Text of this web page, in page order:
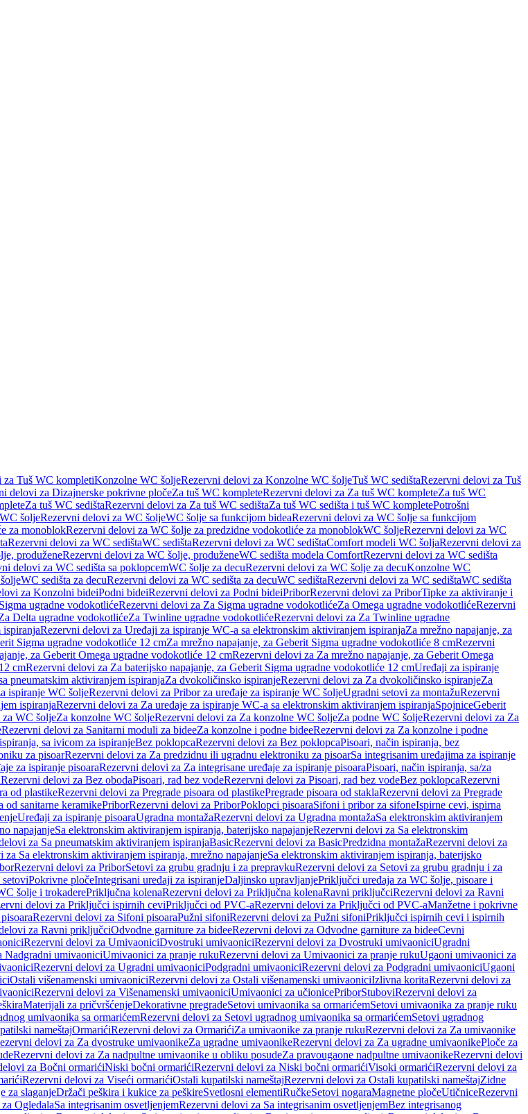
za Tuš WC kompletiKonzolne WC šoljeRezervni delovi za Konzolne WC šoljeTuš WC sedištaRezervni delovi za Tuš
delovi za Dizajnerske pokrivne pločeZa tuš WC kompleteRezervni delovi za Za tuš WC kompleteZa tuš WC
Za tuš WC sedištaRezervni delovi za Za tuš WC sedištaZa tuš WC sedišta i tuš WC kompletePotrošni
WC šoljeRezervni delovi za WC šoljeWC šolje sa funkcijom bideaRezervni delovi za WC šolje sa funkcijom
za monoblokRezervni delovi za WC šolje za predzidne vodokotliće za monoblokWC šoljeRezervni delovi za WC
Rezervni delovi za WC sedištaWC sedištaRezervni delovi za WC sedištaComfort modeli WC šoljaRezervni delovi za
produženeRezervni delovi za WC šolje, produženeWC sedišta modela ComfortRezervni delovi za WC sedišta
delovi za WC sedišta sa poklopcemWC šolje za decuRezervni delovi za WC šolje za decuKonzolne WC
WC sedišta za decuRezervni delovi za WC sedišta za decuWC sedištaRezervni delovi za WC sedištaWC sedišta
za Konzolni bideiPodni bideiRezervni delovi za Podni bideiPriborRezervni delovi za PriborTipke za aktiviranje i
ugradne vodokotlićeRezervni delovi za Za Sigma ugradne vodokotlićeZa Omega ugradne vodokotlićeRezervni
Delta ugradne vodokotlićeZa Twinline ugradne vodokotlićeRezervni delovi za Za Twinline ugradne
Rezervni delovi za Uređaji za ispiranje WC-a sa elektronskim aktiviranjem ispiranjaZa mrežno napajanje, za
Sigma ugradne vodokotliće 12 cmZa mrežno napajanje, za Geberit Sigma ugradne vodokotliće 8 cmRezervni
za Geberit Omega ugradne vodokotliće 12 cmRezervni delovi za Za mrežno napajanje, za Geberit Omega
cmRezervni delovi za Za baterijsko napajanje, za Geberit Sigma ugradne vodokotliće 12 cmUređaji za ispiranje
pneumatskim aktiviranjem ispiranjaZa dvokoličinsko ispiranjeRezervni delovi za Za dvokoličinsko ispiranjeZa
ispiranje WC šoljeRezervni delovi za Pribor za uređaje za ispiranje WC šoljeUgradni setovi za montažuRezervni
ispiranjaRezervni delovi za Za uređaje za ispiranje WC-a sa elektronskim aktiviranjem ispiranjaSpojniceGeberit
WC šoljeZa konzolne WC šoljeRezervni delovi za Za konzolne WC šoljeZa podne WC šoljeRezervni delovi za Za
Rezervni delovi za Sanitarni moduli za bideeZa konzolne i podne bideeRezervni delovi za Za konzolne i podne
sa ivicom za ispiranjeBez poklopcaRezervni delovi za Bez poklopcaPisoari, način ispiranja, bez
za pisoarRezervni delovi za Za predzidnu ili ugradnu elektroniku za pisoarSa integrisanim uređajima za ispiranje
za ispiranje pisoaraRezervni delovi za Za integrisane uređaje za ispiranje pisoaraPisoari, način ispiranja, sa/za
Rezervni delovi za Bez obodaPisoari, rad bez vodeRezervni delovi za Pisoari, rad bez vodeBez poklopcaRezervni
od plastikeRezervni delovi za Pregrade pisoara od plastikePregrade pisoara od staklaRezervni delovi za Pregrade
od sanitarne keramikePriborRezervni delovi za PriborPoklopci pisoaraSifoni i pribor za sifoneIspirne cevi, ispirna
Uređaji za ispiranje pisoaraUgradna montažaRezervni delovi za Ugradna montažaSa elektronskim aktiviranjem
napajanjeSa elektronskim aktiviranjem ispiranja, baterijsko napajanjeRezervni delovi za Sa elektronskim
za Sa pneumatskim aktiviranjem ispiranjaBasicRezervni delovi za BasicPredzidna montažaRezervni delovi za
za Sa elektronskim aktiviranjem ispiranja, mrežno napajanjeSa elektronskim aktiviranjem ispiranja, baterijsko
Rezervni delovi za PriborSetovi za grubu gradnju i za prepravkuRezervni delovi za Setovi za grubu gradnju i za
Pokrivne pločeIntegrisani uređaji za ispiranjeDaljinsko upravljanjePriključci uređaja za WC šolje, pisoare i
šolje i trokaderePriključna kolenaRezervni delovi za Priključna kolenaRavni priključciRezervni delovi za Ravni
delovi za Priključci ispirnih ceviPriključci od PVC-aRezervni delovi za Priključci od PVC-aManžetne i pokrivne
Rezervni delovi za Sifoni pisoaraPužni sifoniRezervni delovi za Pužni sifoniPriključci ispirnih cevi i ispirnih
za Ravni priključciOdvodne garniture za bideeRezervni delovi za Odvodne garniture za bideeCevni
Rezervni delovi za UmivaoniciDvostruki umivaoniciRezervni delovi za Dvostruki umivaoniciUgradni
Nadgradni umivaoniciUmivaonici za pranje rukuRezervni delovi za Umivaonici za pranje rukuUgaoni umivaonici za
Rezervni delovi za Ugradni umivaoniciPodgradni umivaoniciRezervni delovi za Podgradni umivaoniciUgaoni
Ostali višenamenski umivaoniciRezervni delovi za Ostali višenamenski umivaoniciIzlivna koritaRezervni delovi za
Rezervni delovi za Višenamenski umivaoniciUmivaonici za učionicePriborStuboviRezervni delovi za
Materijali za pričvršćenjeDekorativne pregradeSetovi umivaonika sa ormarićemSetovi umivaonika za pranje ruku
umivaonika sa ormarićemRezervni delovi za Setovi ugradnog umivaonika sa ormarićemSetovi ugradnog
nameštajOrmarićiRezervni delovi za OrmarićiZa umivaonike za pranje rukuRezervni delovi za Za umivaonike
delovi za Za dvostruke umivaonikeZa ugradne umivaonikeRezervni delovi za Za ugradne umivaonikePloče za
Rezervni delovi za Za nadpultne umivaonike u obliku posudeZa pravougaone nadpultne umivaonikeRezervni delovi
za Bočni ormarićiNiski bočni ormarićiRezervni delovi za Niski bočni ormarićiVisoki ormarićiRezervni delovi za
Rezervni delovi za Viseći ormarićiOstali kupatilski nameštajRezervni delovi za Ostali kupatilski nameštajZidne
za slaganjeDržači peškira i kukice za peškireSvetlosni elementiRučkeSetovi nogaraMagnetne pločeUtičniceRezervni
OgledalaSa integrisanim osvetljenjemRezervni delovi za Sa integrisanim osvetljenjemBez integrisanog